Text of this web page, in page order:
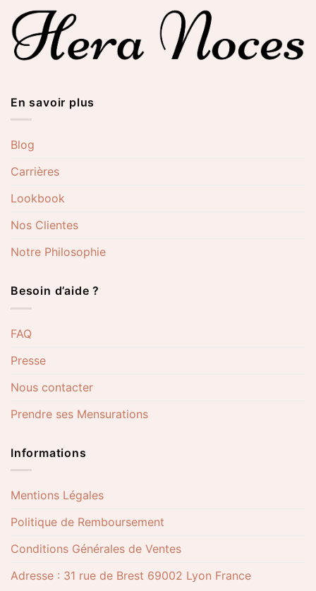
En savoir plus
Blog
Carrières
Lookbook
Nos Clientes
Notre Philosophie
Besoin d’aide ?
FAQ
Presse
Nous contacter
Prendre ses Mensurations
Informations
Mentions Légales
Politique de Remboursement
Conditions Générales de Ventes
Adresse : 31 rue de Brest 69002 Lyon France